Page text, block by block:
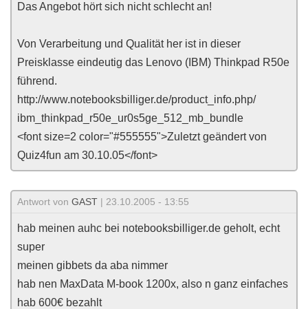
Das Angebot hört sich nicht schlecht an!
Von Verarbeitung und Qualität her ist in dieser
Preisklasse eindeutig das Lenovo (IBM) Thinkpad R50e
führend.
http://www.notebooksbilliger.de/product_info.php/
ibm_thinkpad_r50e_ur0s5ge_512_mb_bundle
<font size=2 color="#555555">Zuletzt geändert von
Quiz4fun am 30.10.05</font>
Antwort von GAST | 23.10.2005 - 13:55
hab meinen auhc bei notebooksbilliger.de geholt, echt
super
meinen gibbets da aba nimmer
hab nen MaxData M-book 1200x, also n ganz einfaches
hab 600€ bezahlt